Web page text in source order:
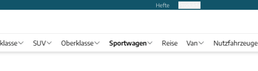
Hefte
SUV Oberklasse Sportwagen Reise Van Nutzfahrzeuge